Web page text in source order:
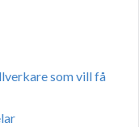
som vill få